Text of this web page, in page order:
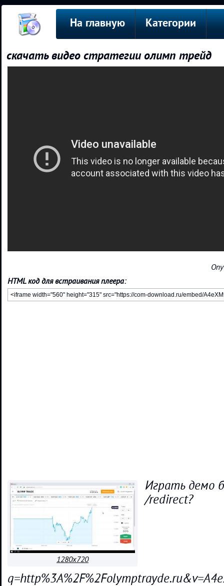
На главную Категории
скачать видео стратегии олимп трейд
HTML код для встраивания плеера:
1280x720
Играть демо
/redirect?